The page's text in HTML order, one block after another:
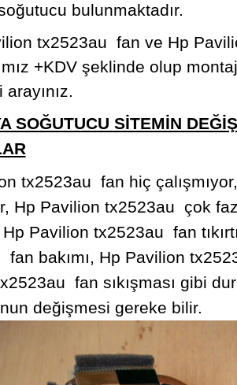
bulunmaktadır.
tx2523au fan ve Hp
+KDV şeklinde olup
SOĞUTUCU SİTEMİN
tx2523au fan hiç
Hp Pavilion tx2523au çok
Hp Pavilion tx2523au fan
fan bakımı, Hp Pavilion
fan sıkışması gibi
değişmesi gereke bilir.